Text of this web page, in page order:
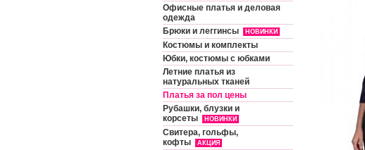
Офисные платья и деловая
одежда
Брюки и леггинсы
НОВИНКИ
Костюмы и комплекты
Юбки, костюмы с юбками
Летние платья из
натуральных тканей
Платья за пол цены
Рубашки, блузки и
корсеты
НОВИНКИ
Свитера, гольфы,
кофты
АКЦИЯ